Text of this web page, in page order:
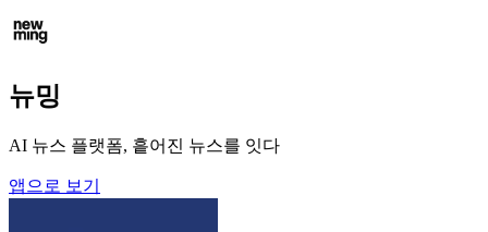
뉴밍
AI 뉴스 플랫폼, 흩어진 뉴스를 잇다
앱으로 보기